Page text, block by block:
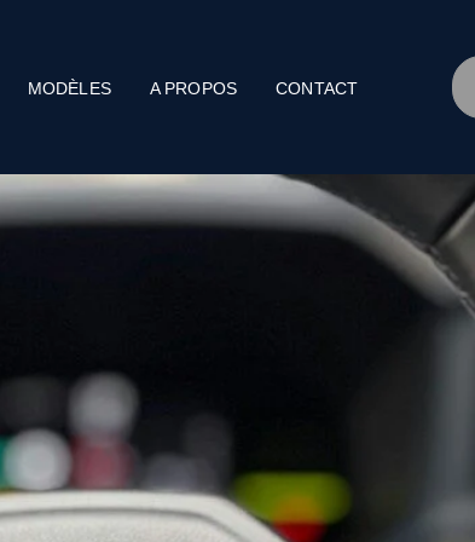
MODÈLES A PROPOS CONTACT